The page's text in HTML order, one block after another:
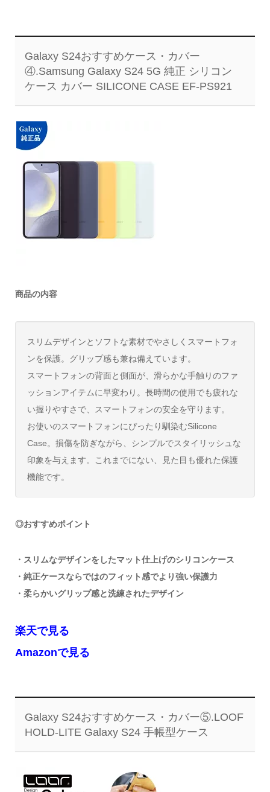
Galaxy S24おすすめケース・カバー
④.Samsung Galaxy S24 5G 純正 シリコン
ケース カバー SILICONE CASE EF-PS921
商品の内容
スリムデザインとソフトな素材でやさしくスマートフォ
ンを保護。グリップ感も兼ね備えています。
スマートフォンの背面と側面が、滑らかな手触りのファ
ッションアイテムに早変わり。長時間の使用でも疲れな
い握りやすさで、スマートフォンの安全を守ります。
お使いのスマートフォンにぴったり馴染むSilicone
Case。損傷を防ぎながら、シンプルでスタイリッシュな
印象を与えます。これまでにない、見た目も優れた保護
機能です。
◎おすすめポイント
・スリムなデザインをしたマット仕上げのシリコンケース
・純正ケースならではのフィット感でより強い保護力
・柔らかいグリップ感と洗練されたデザイン
楽天で見る
Amazonで見る
Galaxy S24おすすめケース・カバー⑤.LOOF
HOLD-LITE Galaxy S24 手帳型ケース